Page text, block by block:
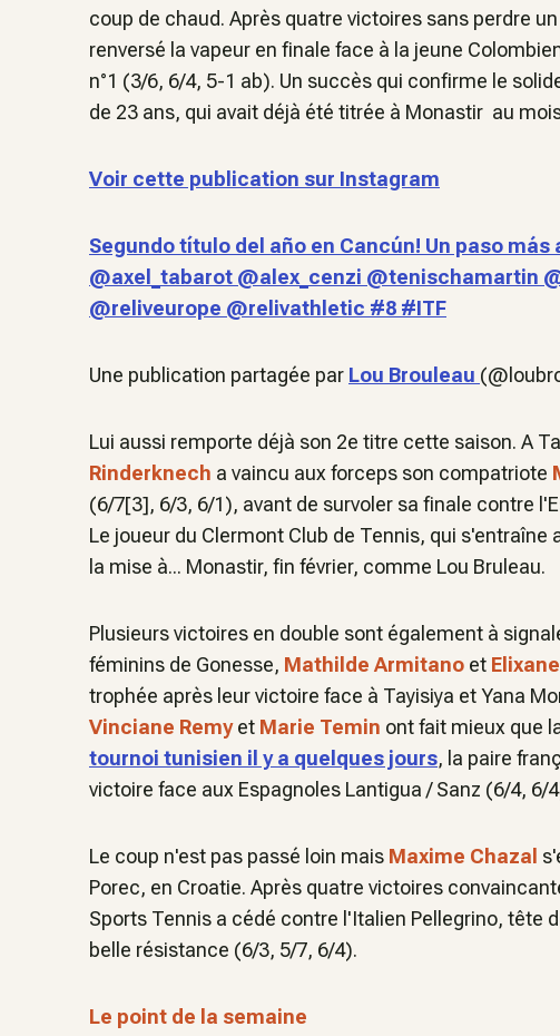
coup de chaud. Après quatre victoires sans perdre
renversé la vapeur en finale face à la jeune
n°1 (3/6, 6/4, 5-1 ab). Un succès qui confirme le
de 23 ans, qui avait déjà été titrée à Monastir au
Voir cette publication sur Instagram
Segundo título del año en Cancún! Un paso más
@axel_tabarot @alex_cenzi @tenischamartin
@reliveurope @relivathletic #8 #ITF
Une publication partagée par Lou Brouleau
Lui aussi remporte déjà son 2e titre cette saison. A
Rinderknech a vaincu aux forceps son compatriote
(6/7[3], 6/3, 6/1), avant de survoler sa finale contre
Le joueur du Clermont Club de Tennis, qui s'entraîne
la mise à... Monastir, fin février, comme Lou Bruleau.
Plusieurs victoires en double sont également à
féminins de Gonesse, Mathilde Armitano et
trophée après leur victoire face à Tayisiya et Yana
Vinciane Remyet Marie Temin ont fait mieux que
tournoi tunisien il y a quelques jours, la paire
victoire face aux Espagnoles Lantigua / Sanz (6/4, 6/
Le coup n'est pas passé loin mais Maxime Chazal
Porec, en Croatie. Après quatre victoires
Sports Tennis a cédé contre l'Italien Pellegrino, tête
belle résistance (6/3, 5/7, 6/4).
Le point de la semaine